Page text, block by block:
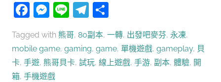
Facebook
Messenger
LineTelegram
Tagged with 熊哥, 80副本, 一轉, 出發吧麥芬, 永凍,
mobile game, gaming, game, 單機遊戲, gameplay, 貝
卡, 手遊, 熊哥貝卡, 試玩, 線上遊戲, 手游, 副本, 體驗, 開
箱, 手機遊戲